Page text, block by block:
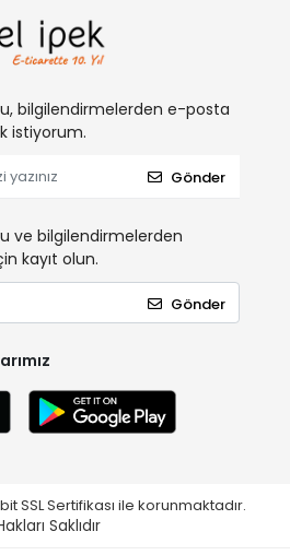
bilgilendirmelerden e-posta
istiyorum.
Gönder
ve bilgilendirmelerden
kayıt olun.
Gönder
SSL Sertifikası ile korunmaktadır.
Saklıdır